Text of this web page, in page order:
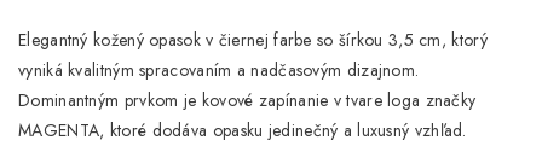
Elegantný kožený opasok v čiernej farbe so šírkou 3,5 cm, ktorý
vyniká kvalitným spracovaním a nadčasovým dizajnom.
Dominantným prvkom je kovové zapínanie v tvare loga značky
MAGENTA, ktoré dodáva opasku jedinečný a luxusný vzhľad.